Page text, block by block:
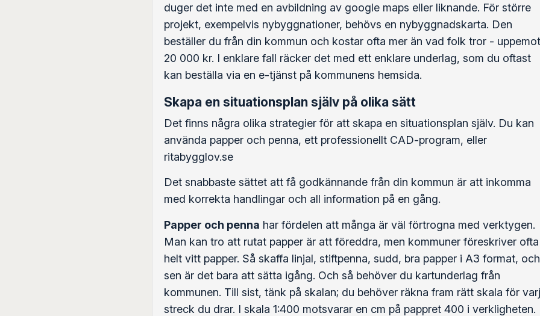
duger det inte med en avbildning av google maps eller liknande. För större
projekt, exempelvis nybyggnationer, behövs en nybyggnadskarta. Den
beställer du från din kommun och kostar ofta mer än vad folk tror - uppemot
20 000 kr. I enklare fall räcker det med ett enklare underlag, som du oftast
kan beställa via en e-tjänst på kommunens hemsida.
Skapa en situationsplan själv på olika sätt
Det finns några olika strategier för att skapa en situationsplan själv. Du kan
använda papper och penna, ett professionellt CAD-program, eller
ritabygglov.se
Det snabbaste sättet att få godkännande från din kommun är att inkomma
med korrekta handlingar och all information på en gång.
Papper och penna har fördelen att många är väl förtrogna med verktygen.
Man kan tro att rutat papper är att föreddra, men kommuner föreskriver ofta
helt vitt papper. Så skaffa linjal, stiftpenna, sudd, bra papper i A3 format, och
sen är det bara att sätta igång. Och så behöver du kartunderlag från
kommunen. Till sist, tänk på skalan; du behöver räkna fram rätt skala för
streck du drar. I skala 1:400 motsvarar en cm på pappret 400 i verkligheten.